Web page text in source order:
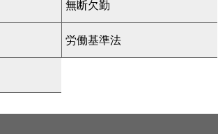
無断欠勤
労働基準法